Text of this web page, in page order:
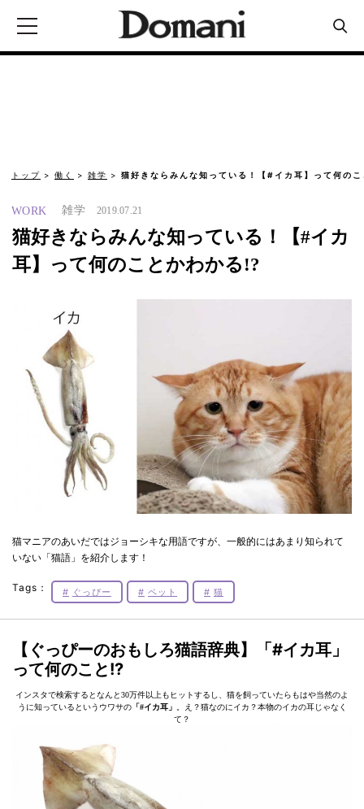
トップ 働く 雑学 猫好きならみんな知っている！【#イカ耳】って何の
WORK 雑学 2019.07.21
猫好きならみんな知っている！【#イカ
耳】って何のことかわかる!?
猫マニアのあいだではジョーシキな用語ですが、一般的にはあまり知られて
いない「猫語」を紹介します！
Tags： ぐっぴー ペット 猫
【ぐっぴーのおもしろ猫語辞典】「#イカ耳」
って何のこと!?
インスタで検索するとなんと30万件以上もヒットするし、猫を飼っていたらもはや当然のよ
うに知っているというウワサの「#イカ耳」
。え？猫なのにイカ？本物のイカの耳じゃなく
て？